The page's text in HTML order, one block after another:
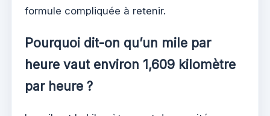
formule compliquée à retenir.
Pourquoi dit-on qu’un mile par
heure vaut environ 1,609 kilomètre
par heure ?